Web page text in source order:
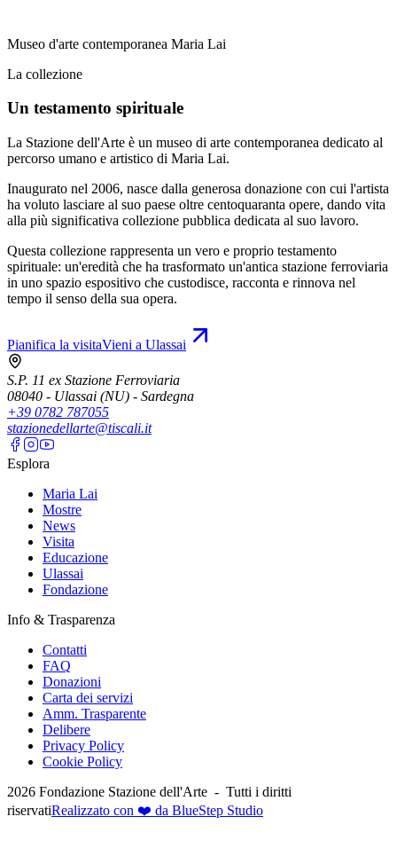
Museo d'arte contemporanea Maria Lai
La collezione
Un testamento spirituale
La Stazione dell'Arte è un museo di arte contemporanea dedicato al
percorso umano e artistico di Maria Lai.
Inaugurato nel 2006, nasce dalla generosa donazione con cui l'artista
ha voluto lasciare al suo paese oltre centoquaranta opere, dando vita
alla più significativa collezione pubblica dedicata al suo lavoro.
Questa collezione rappresenta un vero e proprio testamento
spirituale: un'eredità che ha trasformato un'antica stazione ferroviaria
in uno spazio espositivo che custodisce, racconta e rinnova nel
tempo il senso della sua opera.
Pianifica la visitaVieni a Ulassai
S.P. 11 ex Stazione Ferroviaria
08040 - Ulassai (NU) - Sardegna
+39 0782 787055
stazionedellarte@tiscali.it
Esplora
Maria Lai
Mostre
News
Visita
Educazione
Ulassai
Fondazione
Info & Trasparenza
Contatti
FAQ
Donazioni
Carta dei servizi
Amm. Trasparente
Delibere
Privacy Policy
Cookie Policy
2026 Fondazione Stazione dell'Arte - Tutti i diritti
riservatiRealizzato con ❤️ da BlueStep Studio